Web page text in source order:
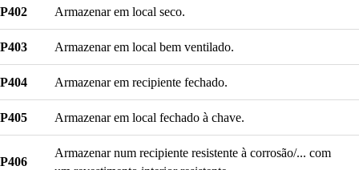
P402 Armazenar em local seco.
P403 Armazenar em local bem ventilado.
P404 Armazenar em recipiente fechado.
P405 Armazenar em local fechado à chave.
P406
Armazenar num recipiente resistente à corrosão/... com